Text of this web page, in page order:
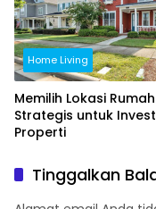
Home Living
Memilih Lokasi
Strategis untuk
Properti
Tinggalkan